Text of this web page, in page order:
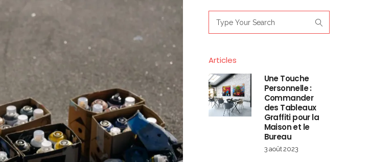
for:
Articles
Une Touche
Personnelle :
Commander
des Tableaux
Graffiti pour la
Maison et le
Bureau
3 août 2023